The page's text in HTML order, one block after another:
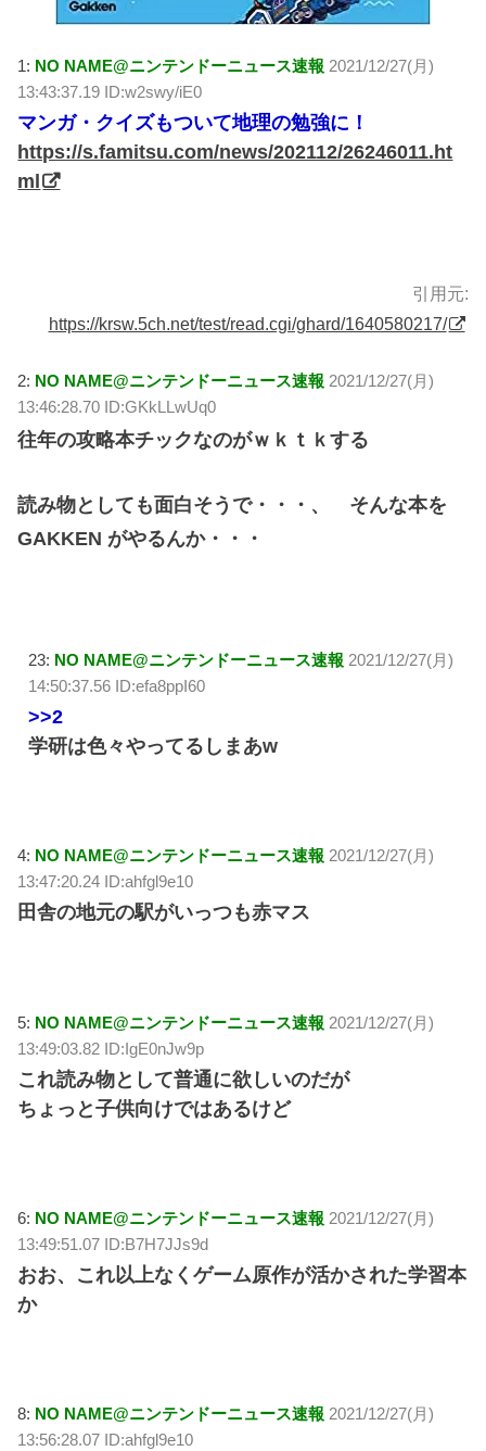
1: NO NAME@ニンテンドーニュース速報 2021/12/27(月)
13:43:37.19 ID:w2swy/iE0
マンガ・クイズもついて地理の勉強に！
https://s.famitsu.com/news/202112/26246011.ht
ml
引用元:
https://krsw.5ch.net/test/read.cgi/ghard/1640580217/
2: NO NAME@ニンテンドーニュース速報 2021/12/27(月)
13:46:28.70 ID:GKkLLwUq0
往年の攻略本チックなのがｗｋｔｋする
読み物としても面白そうで・・・、 そんな本を
GAKKEN がやるんか・・・
23: NO NAME@ニンテンドーニュース速報 2021/12/27(月)
14:50:37.56 ID:efa8ppI60
>>2
学研は色々やってるしまあw
4: NO NAME@ニンテンドーニュース速報 2021/12/27(月)
13:47:20.24 ID:ahfgl9e10
田舎の地元の駅がいっつも赤マス
5: NO NAME@ニンテンドーニュース速報 2021/12/27(月)
13:49:03.82 ID:IgE0nJw9p
これ読み物として普通に欲しいのだが
ちょっと子供向けではあるけど
6: NO NAME@ニンテンドーニュース速報 2021/12/27(月)
13:49:51.07 ID:B7H7JJs9d
おお、これ以上なくゲーム原作が活かされた学習本
か
8: NO NAME@ニンテンドーニュース速報 2021/12/27(月)
13:56:28.07 ID:ahfgl9e10